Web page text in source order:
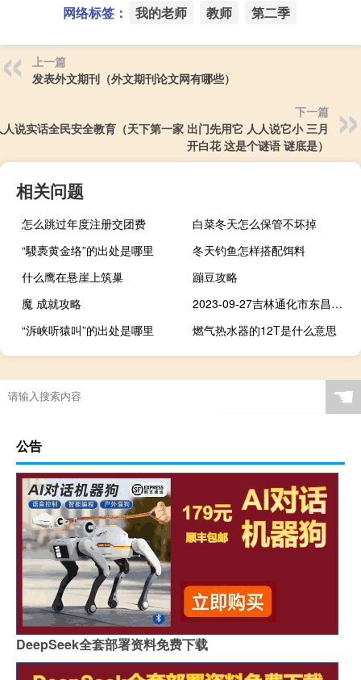
网络标签： 我的老师 教师 第二季
上一篇
发表外文期刊（外文期刊论文网有哪些）
下一篇
说实话全民安全教育（天下第一家 出门先用它 人人说它小 三月
开白花 这是个谜语 谜底是）
相关问题
怎么跳过年度注册交团费
白菜冬天怎么保管不坏掉
“騕褭黄金络”的出处是哪里
冬天钓鱼怎样搭配饵料
什么鹰在悬崖上筑巢
蹦豆攻略
魔 成就攻略
2023-09-27吉林通化市东昌区(元蘑)的报价是多少
“泝峡听猿叫”的出处是哪里
燃气热水器的12T是什么意思
☚
公告
DeepSeek全套部署资料免费下载